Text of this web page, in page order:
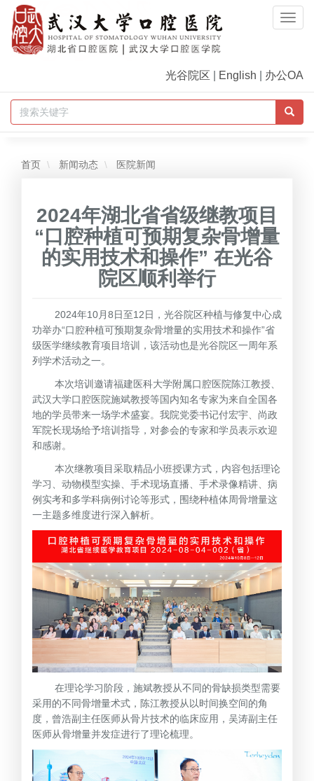
光谷院区 English 办公OA
首页 新闻动态 医院新闻
2024年湖北省省级继教项目
“口腔种植可预期复杂骨增量
的实用技术和操作” 在光谷
院区顺利举行
2024年10月8日至12日，光谷院区种植与修复中心成
功举办“口腔种植可预期复杂骨增量的实用技术和操作”省
级医学继续教育项目培训，该活动也是光谷院区一周年系
列学术活动之一。
本次培训邀请福建医科大学附属口腔医院陈江教授、
武汉大学口腔医院施斌教授等国内知名专家为来自全国各
地的学员带来一场学术盛宴。我院党委书记付宏宇、尚政
军院长现场给予培训指导，对参会的专家和学员表示欢迎
和感谢。
本次继教项目采取精品小班授课方式，内容包括理论
学习、动物模型实操、手术现场直播、手术录像精讲、病
例实考和多学科病例讨论等形式，围绕种植体周骨增量这
一主题多维度进行深入解析。
在理论学习阶段，施斌教授从不同的骨缺损类型需要
采用的不同骨增量术式，陈江教授从以时间换空间的角
度，曾浩副主任医师从骨片技术的临床应用，吴涛副主任
医师从骨增量并发症进行了理论梳理。